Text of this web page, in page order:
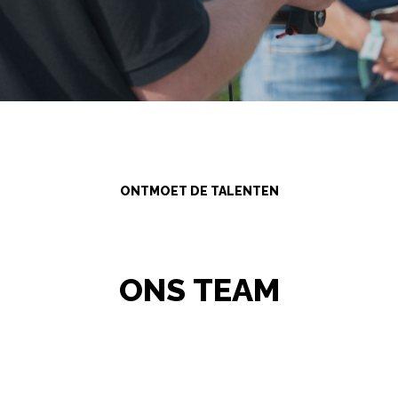
ONTMOET DE TALENTEN
ONS TEAM